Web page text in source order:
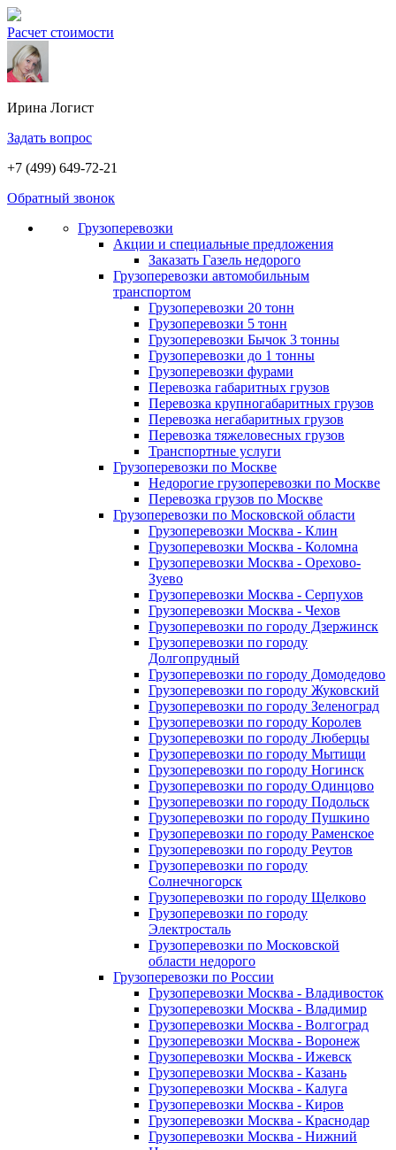
Расчет стоимости
Ирина Логист
Задать вопрос
+7 (499) 649-72-21
Обратный звонок
Грузоперевозки
Акции и специальные предложения
Заказать Газель недорого
Грузоперевозки автомобильным
транспортом
Грузоперевозки 20 тонн
Грузоперевозки 5 тонн
Грузоперевозки Бычок 3 тонны
Грузоперевозки до 1 тонны
Грузоперевозки фурами
Перевозка габаритных грузов
Перевозка крупногабаритных грузов
Перевозка негабаритных грузов
Перевозка тяжеловесных грузов
Транспортные услуги
Грузоперевозки по Москве
Недорогие грузоперевозки по Москве
Перевозка грузов по Москве
Грузоперевозки по Московской области
Грузоперевозки Москва - Клин
Грузоперевозки Москва - Коломна
Грузоперевозки Москва - Орехово-
Зуево
Грузоперевозки Москва - Серпухов
Грузоперевозки Москва - Чехов
Грузоперевозки по городу Дзержинск
Грузоперевозки по городу
Долгопрудный
Грузоперевозки по городу Домодедово
Грузоперевозки по городу Жуковский
Грузоперевозки по городу Зеленоград
Грузоперевозки по городу Королев
Грузоперевозки по городу Люберцы
Грузоперевозки по городу Мытищи
Грузоперевозки по городу Ногинск
Грузоперевозки по городу Одинцово
Грузоперевозки по городу Подольск
Грузоперевозки по городу Пушкино
Грузоперевозки по городу Раменское
Грузоперевозки по городу Реутов
Грузоперевозки по городу
Солнечногорск
Грузоперевозки по городу Щелково
Грузоперевозки по городу
Электросталь
Грузоперевозки по Московской
области недорого
Грузоперевозки по России
Грузоперевозки Москва - Владивосток
Грузоперевозки Москва - Владимир
Грузоперевозки Москва - Волгоград
Грузоперевозки Москва - Воронеж
Грузоперевозки Москва - Ижевск
Грузоперевозки Москва - Казань
Грузоперевозки Москва - Калуга
Грузоперевозки Москва - Киров
Грузоперевозки Москва - Краснодар
Грузоперевозки Москва - Нижний